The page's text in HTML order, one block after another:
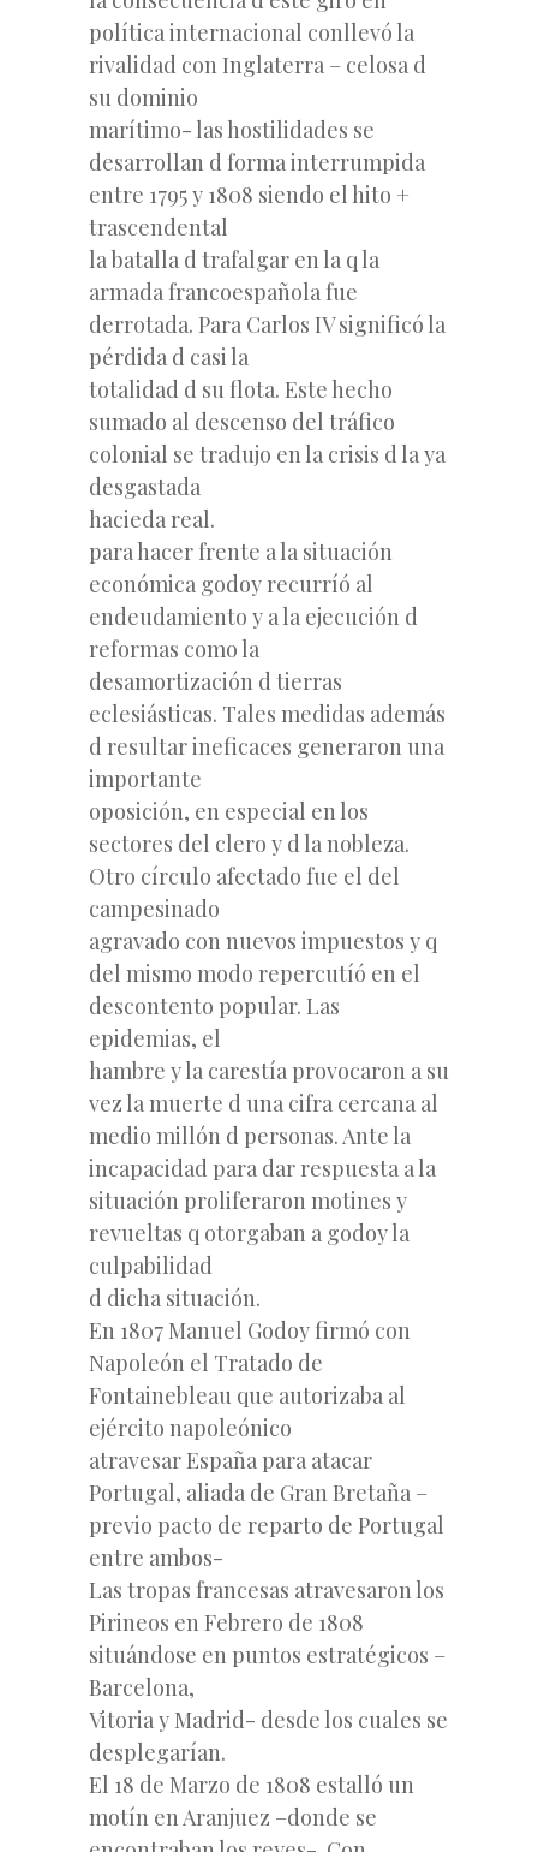
política internacional conllevó la
rivalidad con Inglaterra – celosa d
su dominio
marítimo- las hostilidades se
desarrollan d forma interrumpida
entre 1795 y 1808 siendo el hito +
trascendental
la batalla d trafalgar en la q la
armada francoespañola fue
derrotada. Para Carlos IV significó la
pérdida d casi la
totalidad d su flota. Este hecho
sumado al descenso del tráfico
colonial se tradujo en la crisis d la ya
desgastada
hacieda real.
para hacer frente a la situación
económica godoy recurríó al
endeudamiento y a la ejecución d
reformas como la
desamortización d tierras
eclesiásticas. Tales medidas además
d resultar ineficaces generaron una
importante
oposición, en especial en los
sectores del clero y d la nobleza.
Otro círculo afectado fue el del
campesinado
agravado con nuevos impuestos y q
del mismo modo repercutíó en el
descontento popular. Las
epidemias, el
hambre y la carestía provocaron a su
vez la muerte d una cifra cercana al
medio millón d personas. Ante la
incapacidad para dar respuesta a la
situación proliferaron motines y
revueltas q otorgaban a godoy la
culpabilidad
d dicha situación.
En 1807 Manuel Godoy firmó con
Napoleón el Tratado de
Fontainebleau que autorizaba al
ejército napoleónico
atravesar España para atacar
Portugal, aliada de Gran Bretaña –
previo pacto de reparto de Portugal
entre ambos-
Las tropas francesas atravesaron los
Pirineos en Febrero de 1808
situándose en puntos estratégicos –
Barcelona,
Vitoria y Madrid- desde los cuales se
desplegarían.
El 18 de Marzo de 1808 estalló un
motín en Aranjuez –donde se